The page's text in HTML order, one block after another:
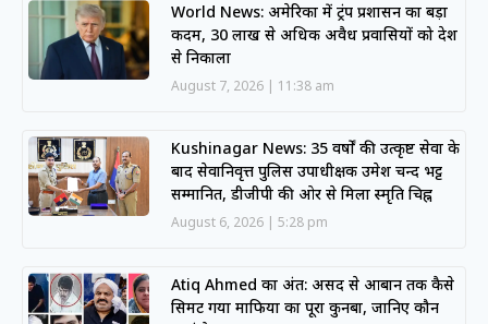
World News: अमेरिका में ट्रंप प्रशासन का बड़ा
कदम, 30 लाख से अधिक अवैध प्रवासियों को देश
से निकाला
August 7, 2026 11:38 am
Kushinagar News: 35 वर्षों की उत्कृष्ट सेवा के
बाद सेवानिवृत्त पुलिस उपाधीक्षक उमेश चन्द भट्ट
सम्मानित, डीजीपी की ओर से मिला स्मृति चिह्न
August 6, 2026 5:28 pm
Atiq Ahmed का अंत: असद से आबान तक कैसे
सिमट गया माफिया का पूरा कुनबा, जानिए कौन